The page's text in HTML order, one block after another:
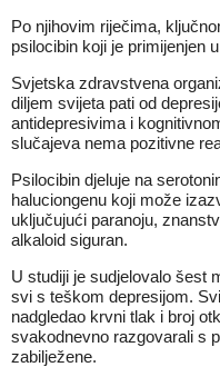
Po njihovim riječima,
psilocibin koji je primijenjen
Svjetska zdravstvena
diljem svijeta pati od
antidepresivima i
slučajeva nema pozitivne
Psilocibin djeluje na
haluciongenu koji može
uključujući paranoju,
alkaloid siguran.
U studiji je sudjelovalo šest
svi s teškom depresijom.
nadgledao krvni tlak i broj
svakodnevno razgovarali s
zabilježene.